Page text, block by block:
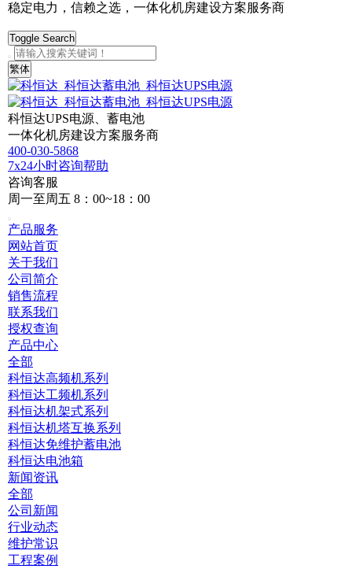
稳定电力，信赖之选，一体化机房建设方案服务商
Toggle Search
繁体
科恒达UPS电源、蓄电池
一体化机房建设方案服务商
400-030-5868
7x24小时咨询帮助
咨询客服
周一至周五 8：00~18：00
产品服务
网站首页
关于我们
公司简介
销售流程
联系我们
授权查询
产品中心
全部
科恒达高频机系列
科恒达工频机系列
科恒达机架式系列
科恒达机塔互换系列
科恒达免维护蓄电池
科恒达电池箱
新闻资讯
全部
公司新闻
行业动态
维护常识
工程案例